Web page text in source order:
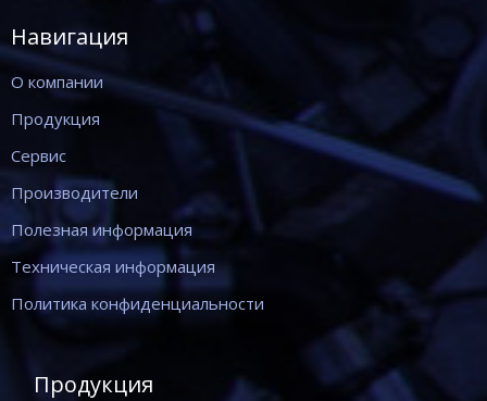
Навигация
О компании
Продукция
Сервис
Производители
Полезная информация
Техническая информация
Политика конфиденциальности
Продукция